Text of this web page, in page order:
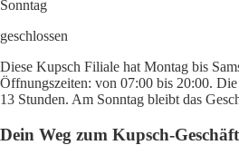
Sonntag
geschlossen
Diese Kupsch Filiale hat Montag bis
Öffnungszeiten: von 07:00 bis 20:00.
13 Stunden. Am Sonntag bleibt das
Dein Weg zum Kupsch-Geschäft